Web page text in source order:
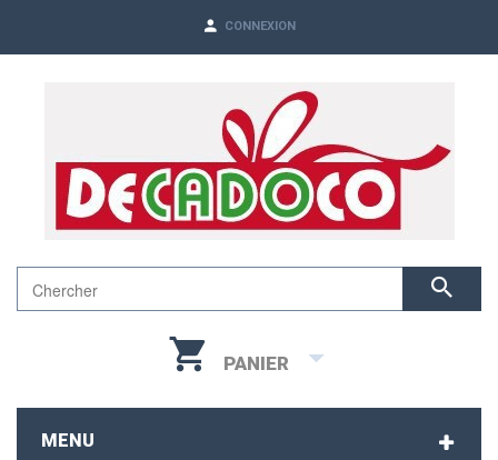
CONNEXION
PANIER
MENU